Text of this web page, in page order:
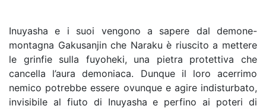
Inuyasha e i suoi vengono a sapere dal demone-
montagna Gakusanjin che Naraku è riuscito a mettere
le grinfie sulla fuyoheki, una pietra protettiva che
cancella l’aura demoniaca. Dunque il loro acerrimo
nemico potrebbe essere ovunque e agire indisturbato,
invisibile al fiuto di Inuyasha e perfino ai poteri di